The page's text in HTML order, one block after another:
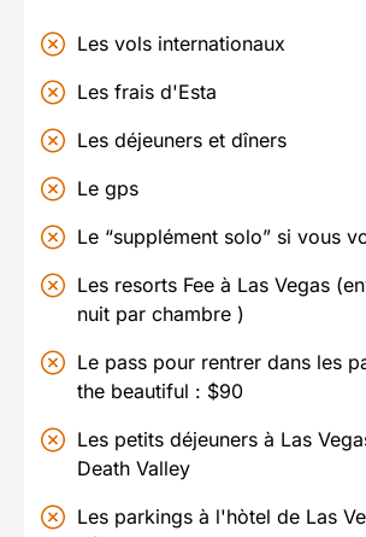
Les vols internationaux
Les frais d'Esta
Les déjeuners et dîners
Le gps
Le “supplément solo” si vous
Les resorts Fee à Las Vegas
nuit par chambre )
Le pass pour rentrer dans les
the beautiful : $90
Les petits déjeuners à Las
Death Valley
Les parkings à l'hòtel de Las